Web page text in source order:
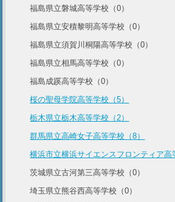
福島県立磐城高等学校（0）
福島県立安積黎明高等学校（0）
福島県立須賀川桐陽高等学校（0）
福島県立相馬高等学校（0）
福島成蹊高等学校（0）
桜の聖母学院高等学校（5）
栃木県立栃木高等学校（2）
群馬県立高崎女子高等学校（8）
横浜市立横浜サイエンスフロンティア高
茨城県立古河第三高等学校（0）
埼玉県立熊谷西高等学校（0）